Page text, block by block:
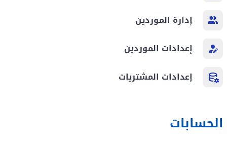
إدارة الموردين
إعدادات الموردين
إعدادات المشتريات
الحسابات